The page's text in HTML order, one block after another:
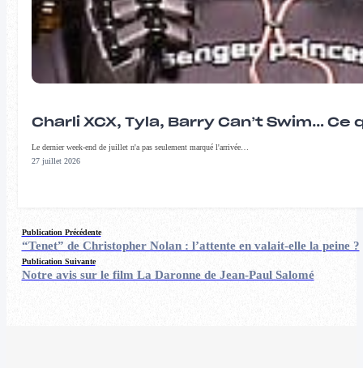
Charli XCX, Tyla, Barry Can’t Swim…
Le dernier week-end de juillet n'a pas seulement marqué l'arrivée…
27 juillet 2026
Publication Précédente
“Tenet” de Christopher Nolan : l’attente en valait-elle la peine ?
Publication Suivante
Notre avis sur le film La Daronne de Jean-Paul Salomé